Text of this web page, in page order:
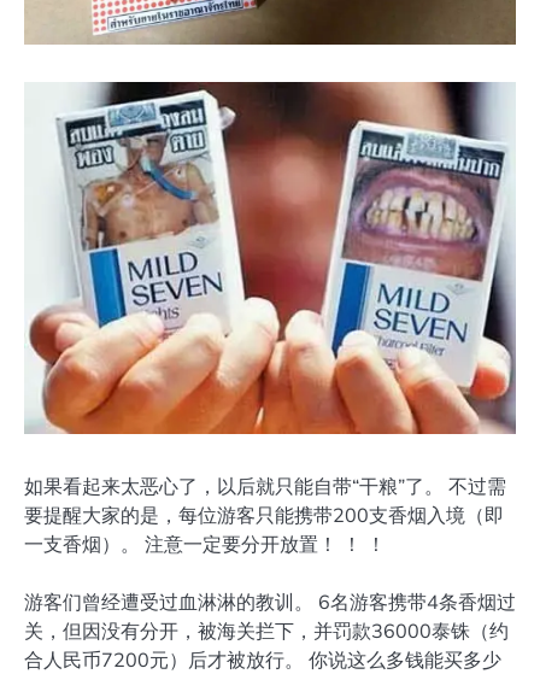
如果看起来太恶心了，以后就只能自带“干粮”了。 不过需
要提醒大家的是，每位游客只能携带200支香烟入境（即
一支香烟）。 注意一定要分开放置！ ！ ！
游客们曾经遭受过血淋淋的教训。 6名游客携带4条香烟过
关，但因没有分开，被海关拦下，并罚款36000泰铢（约
合人民币7200元）后才被放行。 你说这么多钱能买多少